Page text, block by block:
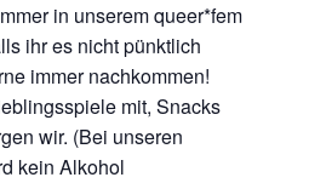
in unserem queer*fem
ihr es nicht pünktlich
immer nachkommen!
mit, Snacks
wir. (Bei unseren
kein Alkohol